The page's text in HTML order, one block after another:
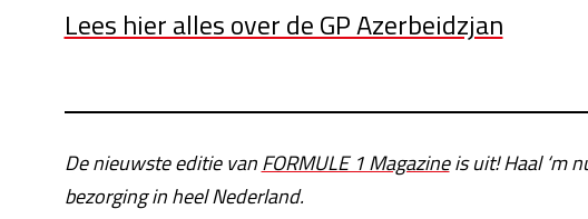
Lees hier alles over de GP Azerbeidzjan
De nieuwste editie vanFORMULE 1 Magazineis uit! Haal ‘m
bezorging in heel Nederland.